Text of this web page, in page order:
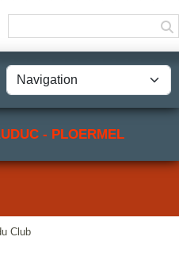
- PLOERMEL
Club